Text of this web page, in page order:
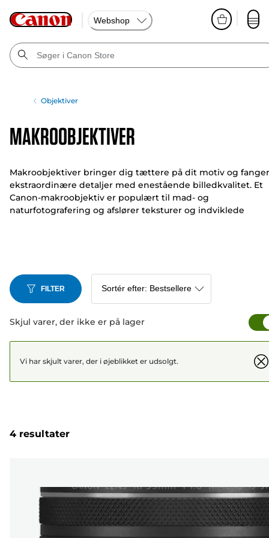
Webshop
Objektiver
Makroobjektiver
Makroobjektiver bringer dig tættere på dit motiv og fanger
ekstraordinære detaljer med enestående billedkvalitet. Et
Canon-makroobjektiv er populært til mad- og
naturfotografering og afslører teksturer og indviklede
FILTER
Skjul varer, der ikke er på lager
Vi har skjult varer, der i øjeblikket er udsolgt.
4 resultater